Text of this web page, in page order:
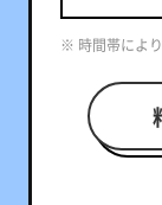
※ 時間帯によ